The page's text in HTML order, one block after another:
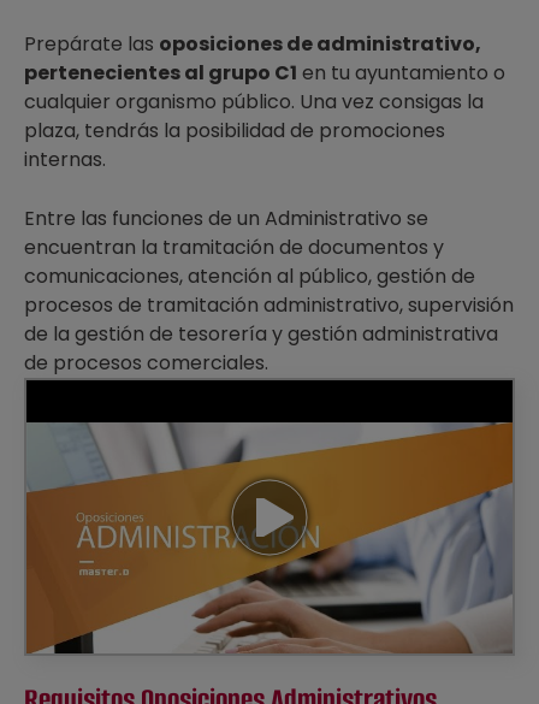
Prepárate las oposiciones de administrativo,
pertenecientes al grupo C1 en tu ayuntamiento o
cualquier organismo público. Una vez consigas la
plaza, tendrás la posibilidad de promociones
internas.
Entre las funciones de un Administrativo se
encuentran la tramitación de documentos y
comunicaciones, atención al público, gestión de
procesos de tramitación administrativo, supervisión
de la gestión de tesorería y gestión administrativa
de procesos comerciales.